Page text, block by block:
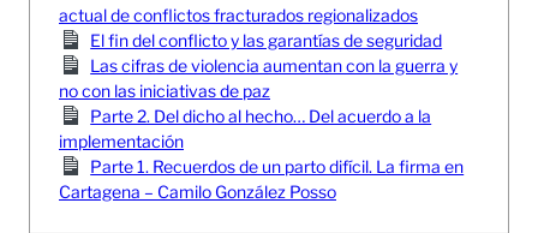
actual de conflictos fracturados regionalizados
El fin del conflicto y las garantías de seguridad
Las cifras de violencia aumentan con la guerra y
no con las iniciativas de paz
Parte 2. Del dicho al hecho… Del acuerdo a la
implementación
Parte 1. Recuerdos de un parto difícil. La firma en
Cartagena – Camilo González Posso